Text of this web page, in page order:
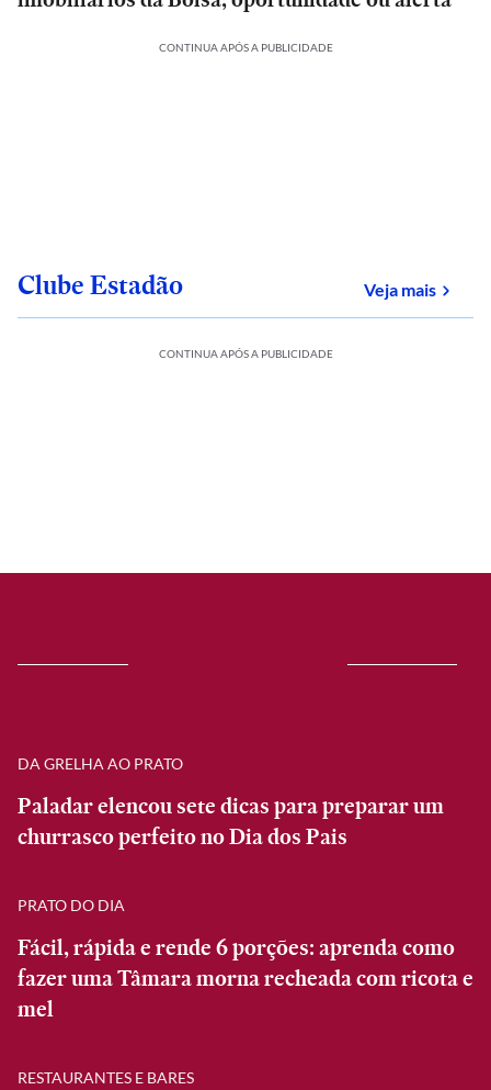
CONTINUA APÓS A PUBLICIDADE
Clube Estadão Veja maissobre
CONTINUA APÓS A PUBLICIDADE
DA GRELHA AO PRATO
Paladar elencou sete dicas para preparar um
churrasco perfeito no Dia dos Pais
PRATO DO DIA
Fácil, rápida e rende 6 porções: aprenda como
fazer uma Tâmara morna recheada com ricota e
mel
RESTAURANTES E BARES